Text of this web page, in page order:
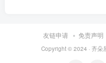
友链申请 免责声明
Copyright © 2024 · 齐朵